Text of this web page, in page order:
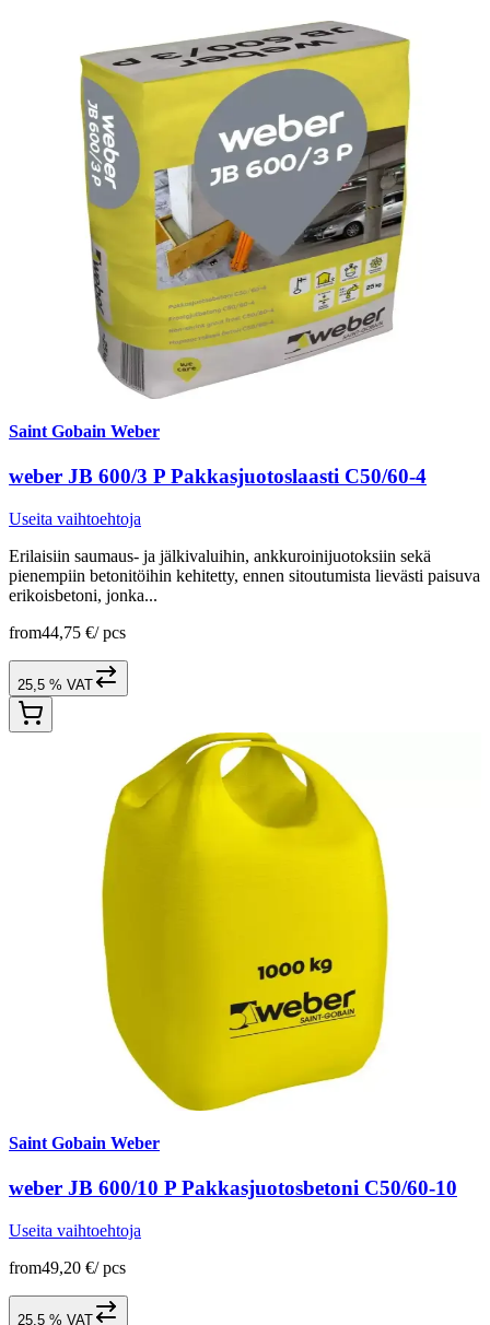
Saint Gobain Weber
weber JB 600/3 P Pakkasjuotoslaasti C50/60-4
Useita vaihtoehtoja
Erilaisiin saumaus- ja jälkivaluihin, ankkuroinijuotoksiin sekä
pienempiin betonitöihin kehitetty, ennen sitoutumista lievästi paisuva
erikoisbetoni, jonka...
from44,75 €/ pcs
25,5 % VAT
Saint Gobain Weber
weber JB 600/10 P Pakkasjuotosbetoni C50/60-10
Useita vaihtoehtoja
from49,20 €/ pcs
25,5 % VAT